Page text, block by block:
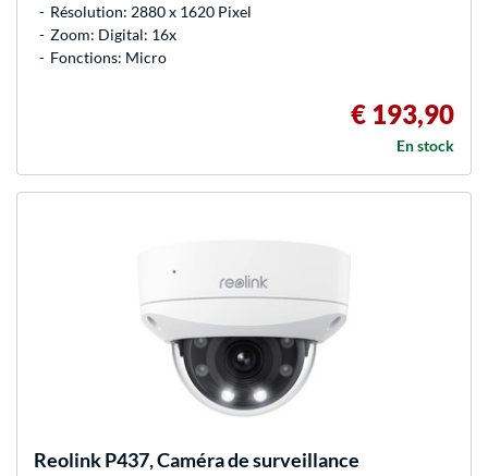
Résolution: 2880 x 1620 Pixel
Zoom: Digital: 16x
Fonctions: Micro
€ 193,90
En stock
ReolinkP437, Caméra de surveillance